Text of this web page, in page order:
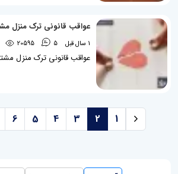
عواقب قانونی ترک منزل
1 سال قبل 5
20595
1
2
3
4
5
6